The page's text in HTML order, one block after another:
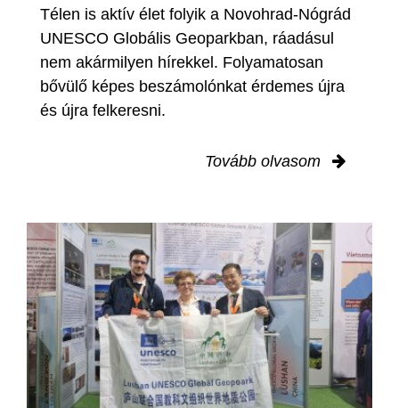
Télen is aktív élet folyik a Novohrad-Nógrád
UNESCO Globális Geoparkban, ráadásul
nem akármilyen hírekkel. Folyamatosan
bővülő képes beszámolónkat érdemes újra
és újra felkeresni.
Tovább olvasom